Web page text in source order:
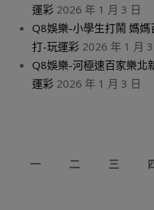
運彩 2026 年 1 月 3 日
Q8娛樂-小學生打鬧 媽
打-玩運彩 2026 年 1 月
Q8娛樂-河極速百家樂北
運彩 2026 年 1 月 3 日
一
二 三